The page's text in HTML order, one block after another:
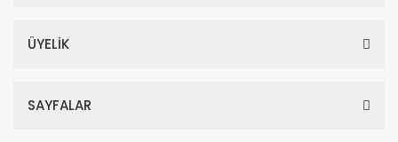
ÜYELİK
SAYFALAR